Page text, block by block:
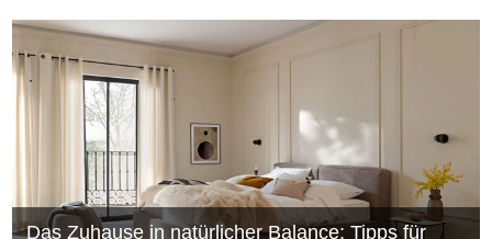
Das Zuhause in natürlicher Balance: Tipps für